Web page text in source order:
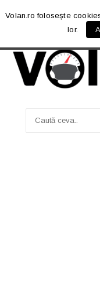
Volan.ro folosește
lor.